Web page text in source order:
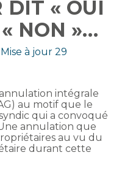
DIT « OUI
NON »…
Mise à jour 29
intégrale
au motif que le
qui a convoqué
annulation que
au vu du
durant cette